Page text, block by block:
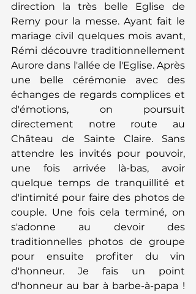
direction la très belle Eglise de
Remy pour la messe. Ayant fait le
mariage civil quelques mois avant,
Rémi découvre traditionnellement
Aurore dans l'allée de l'Eglise. Après
une belle cérémonie avec des
échanges de regards complices et
d'émotions, on poursuit
directement notre route au
Château de Sainte Claire. Sans
attendre les invités pour pouvoir,
une fois arrivée là-bas, avoir
quelque temps de tranquillité et
d'intimité pour faire des photos de
couple. Une fois cela terminé, on
s'adonne au devoir des
traditionnelles photos de groupe
pour ensuite profiter du vin
d'honneur. Je fais un point
d'honneur au bar à barbe-à-papa !